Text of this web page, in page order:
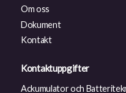
Om oss
Dokument
Kontakt
Kontaktuppgifter
Ackumulator och